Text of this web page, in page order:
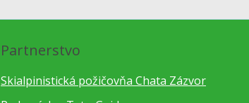
Partnerstvo
Skialpinistická požičovňa Chata Zázvor